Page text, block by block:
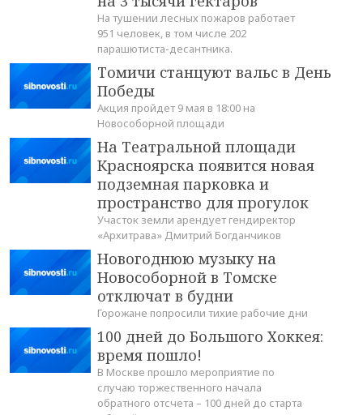
На тушении лесных пожаров работает
951 человек, в том числе 202
парашютиста-десантника.
Томичи станцуют вальс в День
Победы
Акция пройдет 9 мая в 18:00 на
Новособорной площади
На Театральной площади
Красноярска появится новая
подземная парковка и
пространство для прогулок
Участок земли арендует гендиректор
«Архитрава» Дмитрий Богданчиков
Новогоднюю музыку на
Новособорной в Томске
отключат в будни
Горожане попросили тихие рабочие дни
100 дней до Большого Хоккея:
время пошло!
В Москве прошло мероприятие по
случаю торжественного начала
обратного отсчета – 100 дней до старта